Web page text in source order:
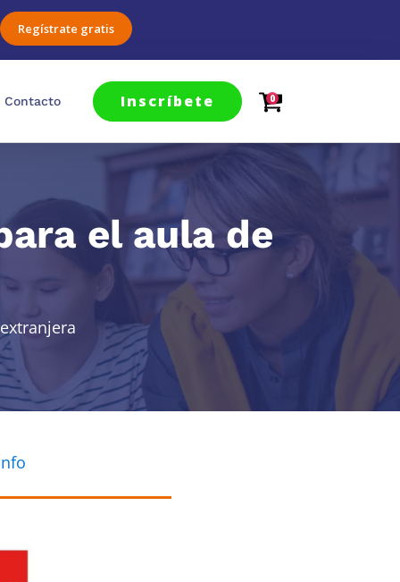
Regístrate gratis
Contacto Inscríbete 0
el aula de